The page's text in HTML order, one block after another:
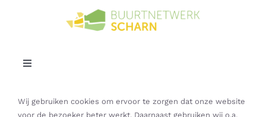
Toggle
Wij gebruiken cookies om ervoor te zorgen dat onze website
voor de bezoeker beter werkt. Daarnaast gebruiken wij o.a.